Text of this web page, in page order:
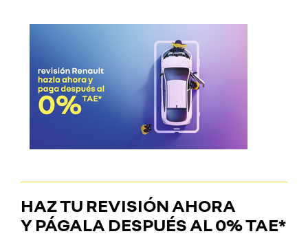
HAZ TU REVISIÓN AHORA
YPÁGALA DESPUÉS AL 0% TAE*